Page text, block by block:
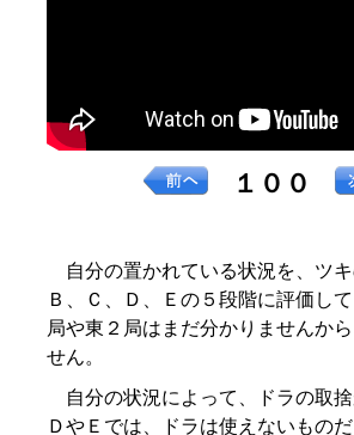
１００
自分の置かれている状況を、ツキ
Ｂ、Ｃ、Ｄ、Ｅの５段階に評価し
局や東２局はまだ分かりませんか
せん。
自分の状況によって、ドラの取捨
ＤやＥでは、ドラは使えないもの